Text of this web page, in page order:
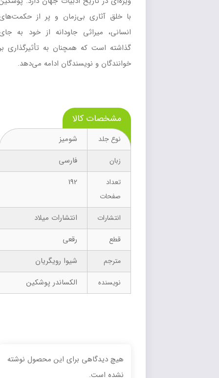
با خلق آثاری بی‌زمان و پر از حکمت‌های
انسانی، میراثی جاودانه از خود به جای
گذاشته است که همچنان به تأثیرگذاری بر
خوانندگان و نویسندگان ادامه می‌دهد.
مشخصات کالا
نوع جلد شومیز
انتشارات میلاد
شیوا رویگریان
الکساندر پوشکین
هیچ دیدگاهی برای این محصول نوشته
نشده است.